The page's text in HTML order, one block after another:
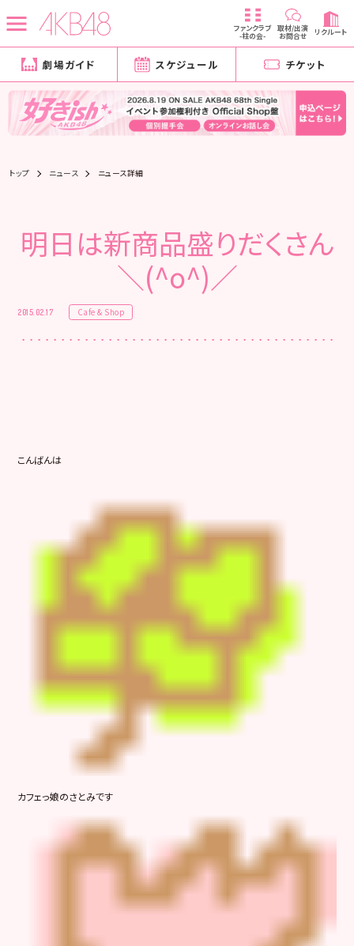
ファンクラブ
-柱の会-
取材/出演
お問合せ リクルート
劇場ガイド スケジュール チケット
トップ ニュース ニュース詳細
明日は新商品盛りだくさん
＼(^o^)／
2015.02.17 Cafe & Shop
こんばんは
カフェっ娘のさとみです